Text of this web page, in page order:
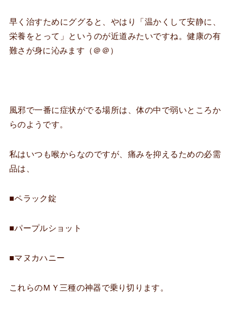
早く治すためにググると、やはり「温かくして安静に、
栄養をとって」というのが近道みたいですね。健康の有
難さが身に沁みます（＠＠）
風邪で一番に症状がでる場所は、体の中で弱いところか
らのようです。
私はいつも喉からなのですが、痛みを抑えるための必需
品は、
■ペラック錠
■パープルショット
■マヌカハニー
これらのＭＹ三種の神器で乗り切ります。